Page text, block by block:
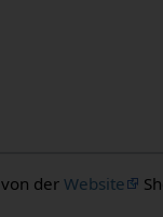
von derWebsite